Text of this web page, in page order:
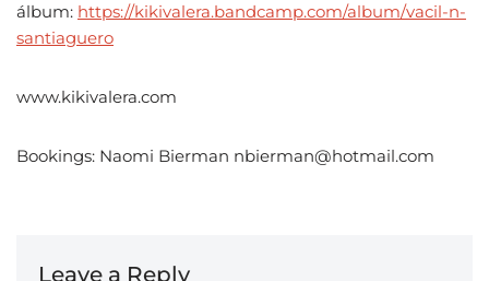
álbum: https://kikivalera.bandcamp.com/album/vacil-n-
santiaguero
www.kikivalera.com
Bookings: Naomi Bierman nbierman@hotmail.com
Leave a Reply